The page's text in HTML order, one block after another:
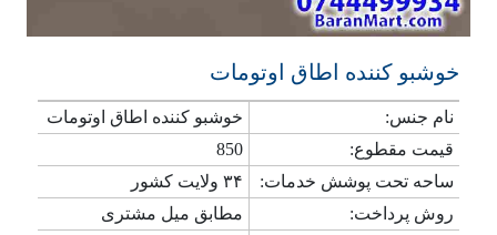
خوشبو کننده اطاق اوتومات
نام جنس:
خوشبو کننده اطاق اوتومات
قیمت مقطوع:
850
ساحه تحت پوشش خدمات:
۳۴ ولایت کشور
روش پرداخت:
مطابق میل مشتری